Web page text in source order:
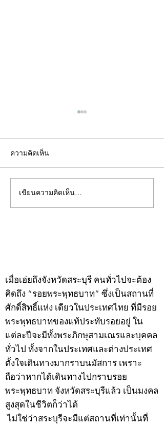
คอลัมน์"จับชีพจรวงการ
พระ"ประจำพุธที่ 29
ความคิดเห็น
เขียนความคิดเห็น…
เมื่อเอ่ยถึงจังหวัดสระบุรี คนทั่วไปจะต้อง
คิดถึง “รอยพระพุทธบาท” ซึ่งเป็นสถานที่
ศักดิ์สิทธิ์แห่ง เดียวในประเทศไทย ที่มีรอย
พระพุทธบาทของแท้ประทับรอยอยู่ ใน
แต่ละปีจะมีทั้งพระภิกษุสามเณรและบุคคล
ทั่วไป ทั้งจากในประเทศและต่างประเทศ
ตั้งใจเดินทางมากราบนมัสการ เพราะ
ถือว่าหากได้เดินทางไปกราบรอย
พระพุทธบาท จังหวัดสระบุรีแล้ว เป็นมงคล
สูงสุดในชีวิตก็ว่าได้
ไม่ใช่ว่าสระบุรีจะมีแต่สถานที่เท่านั้นที่